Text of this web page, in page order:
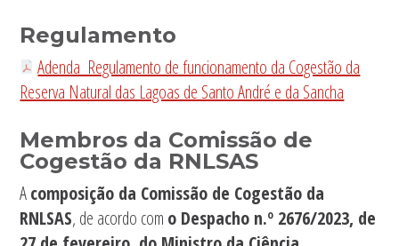
Regulamento
Adenda_Regulamento de funcionamento da Cogestão da
Reserva Natural das Lagoas de Santo André e da Sancha
Membros da Comissão de
Cogestão da RNLSAS
Acomposição da Comissão de Cogestão da
RNLSAS, de acordo com o Despacho n.º 2676/2023, de